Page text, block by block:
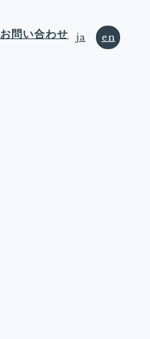
お問い合わせ ja en